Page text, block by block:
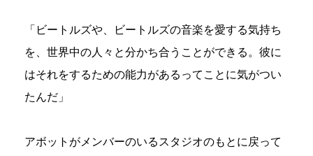
「ビートルズや、ビートルズの音楽を愛する気持ち
を、世界中の人々と分かち合うことができる。彼に
はそれをするための能力があるってことに気がつい
たんだ」
アボットがメンバーのいるスタジオのもとに戻って